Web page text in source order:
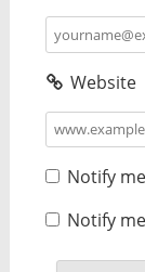
Website
Notify
Notify